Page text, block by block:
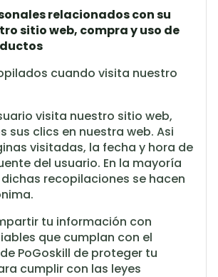
relacionados con su
sitio web, compra y uso de
cuando visita nuestro
visita nuestro sitio web,
sus clics en nuestra web. Asi
visitadas, la fecha y hora de
del usuario. En la mayoría
recopilaciones se hacen
tu información con
que cumplan con el
PoGoskill de proteger tu
cumplir con las leyes